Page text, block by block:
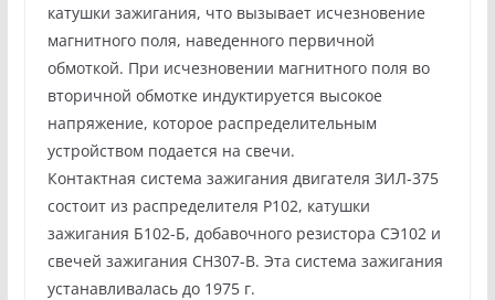
катушки зажигания, что вызывает исчезновение
магнитного поля, наведенного первичной
обмоткой. При исчезновении магнитного поля во
вторичной обмотке индуктируется высокое
напряжение, которое распределительным
устройством подается на свечи.
Контактная система зажигания двигателя ЗИЛ-375
состоит из распределителя Р102, катушки
зажигания Б102-Б, добавочного резистора СЭ102 и
свечей зажигания СН307-В. Эта система зажигания
устанавливалась до 1975 г.